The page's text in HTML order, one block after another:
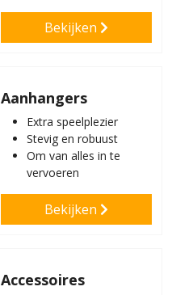
Bekijken
Aanhangers
Extra speelplezier
Stevig en robuust
Om van alles in te
vervoeren
Bekijken
Accessoires